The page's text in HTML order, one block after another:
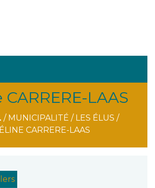
CARRERE-LAAS
/ MUNICIPALITÉ / LES ÉLUS /
CARRERE-LAAS